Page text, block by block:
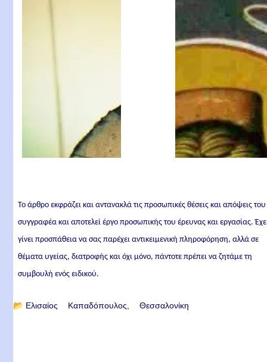
Το άρθρο εκφράζει και αντανακλά τις προσωπικές θέσεις και απόψεις του
συγγραφέα και αποτελεί έργο προσωπικής του έρευνας και εργασίας.
γίνει προσπάθεια να σας παρέχει αντικειμενική πληροφόρηση, αλλά σε
θέματα υγείας, διατροφής και όχι μόνο, πάντοτε πρέπει να ζητάμε τη
συμβουλή ενός ειδικού.
📂 Ελισαίος Καπαδόπουλος Θεσσαλονίκη